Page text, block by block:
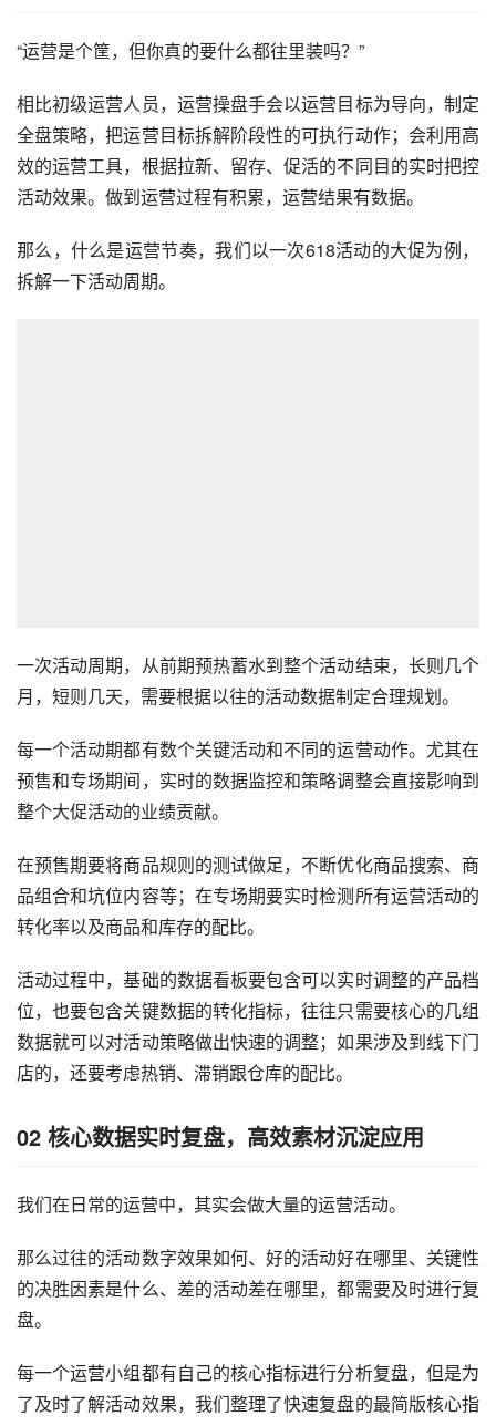
“运营是个筐，但你真的要什么都往里装吗？”
相比初级运营人员，运营操盘手会以运营目标为导向，制定
全盘策略，把运营目标拆解阶段性的可执行动作；会利用高
效的运营工具，根据拉新、留存、促活的不同目的实时把控
活动效果。做到运营过程有积累，运营结果有数据。
那么，什么是运营节奏，我们以一次618活动的大促为例，
拆解一下活动周期。
一次活动周期，从前期预热蓄水到整个活动结束，长则几个
月，短则几天，需要根据以往的活动数据制定合理规划。
每一个活动期都有数个关键活动和不同的运营动作。尤其在
预售和专场期间，实时的数据监控和策略调整会直接影响到
整个大促活动的业绩贡献。
在预售期要将商品规则的测试做足，不断优化商品搜索、商
品组合和坑位内容等；在专场期要实时检测所有运营活动的
转化率以及商品和库存的配比。
活动过程中，基础的数据看板要包含可以实时调整的产品档
位，也要包含关键数据的转化指标，往往只需要核心的几组
数据就可以对活动策略做出快速的调整；如果涉及到线下门
店的，还要考虑热销、滞销跟仓库的配比。
02 核心数据实时复盘，高效素材沉淀应用
我们在日常的运营中，其实会做大量的运营活动。
那么过往的活动数字效果如何、好的活动好在哪里、关键性
的决胜因素是什么、差的活动差在哪里，都需要及时进行复
盘。
每一个运营小组都有自己的核心指标进行分析复盘，但是为
了及时了解活动效果，我们整理了快速复盘的最简版核心指